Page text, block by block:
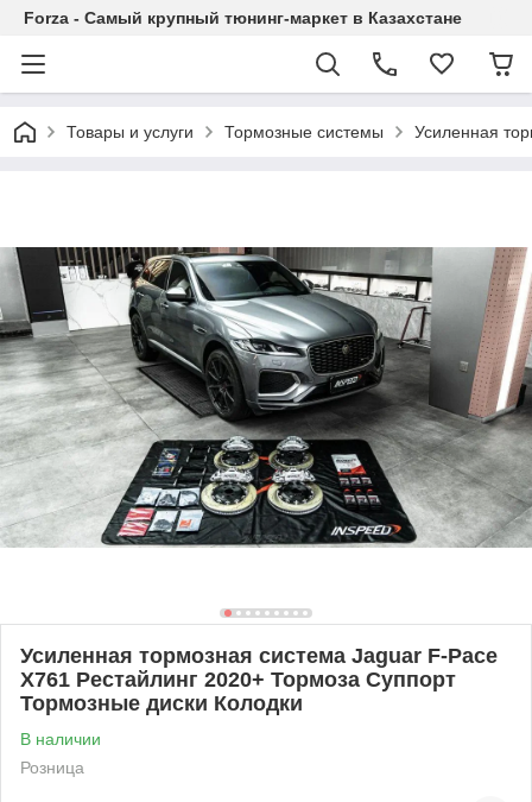
Forza - Самый крупный тюнинг-маркет в Казахстане
Товары и услуги Тормозные системы Усиленная
Усиленная тормозная система Jaguar F-Pace
X761 Рестайлинг 2020+ Тормоза Суппорт
Тормозные диски Колодки
В наличии
Розница